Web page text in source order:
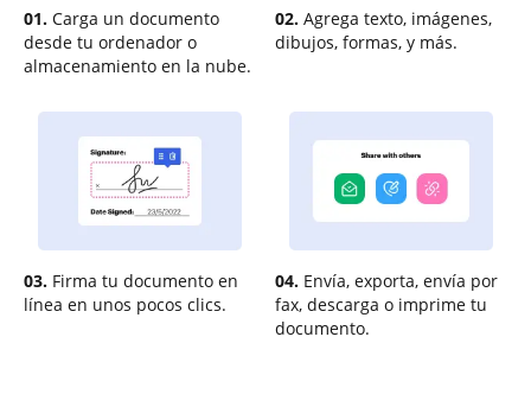
01. Carga un documento
desde tu ordenador o
almacenamiento en la nube.
02. Agrega texto, imágenes,
dibujos, formas, y más.
03. Firma tu documento en
línea en unos pocos clics.
04. Envía, exporta, envía por
fax, descarga o imprime tu
documento.